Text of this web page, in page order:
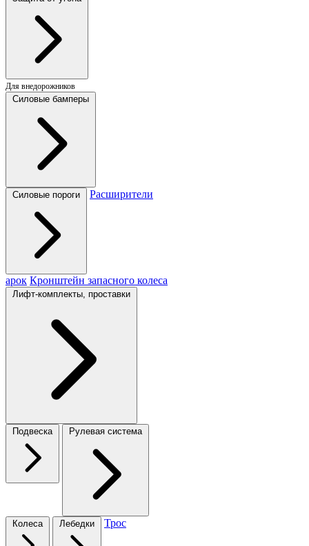
Для внедорожников
Силовые бамперы
Силовые пороги Расширители
арок Кронштейн запасного колеса
Лифт-комплекты, проставки
Подвеска Рулевая система
Колеса Лебедки Трос